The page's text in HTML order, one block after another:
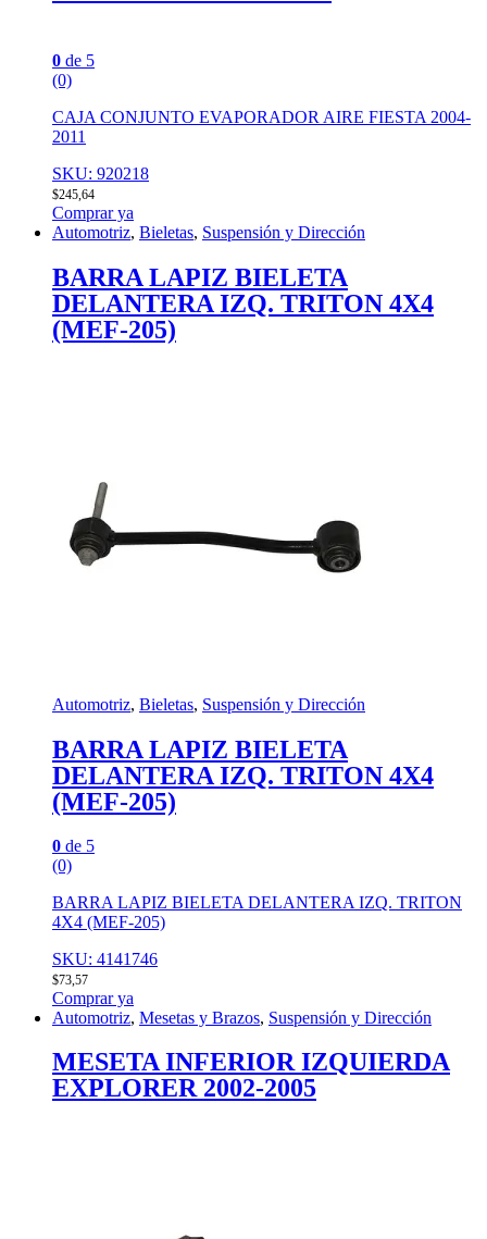
0 de 5
(0)
CAJA CONJUNTO EVAPORADOR AIRE FIESTA 2004-
2011
SKU: 920218
$245,64
Comprar ya
Automotriz, Bieletas, Suspensión y Dirección
BARRA LAPIZ BIELETA
DELANTERA IZQ. TRITON 4X4
(MEF-205)
Automotriz, Bieletas, Suspensión y Dirección
BARRA LAPIZ BIELETA
DELANTERA IZQ. TRITON 4X4
(MEF-205)
0 de 5
(0)
BARRA LAPIZ BIELETA DELANTERA IZQ. TRITON
4X4 (MEF-205)
SKU: 4141746
$73,57
Comprar ya
Automotriz, Mesetas y Brazos, Suspensión y Dirección
MESETA INFERIOR IZQUIERDA
EXPLORER 2002-2005